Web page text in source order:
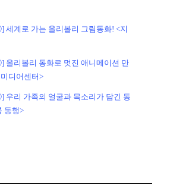
세계로 가는 올리볼리 그림동화! <지
올리볼리 동화로 멋진 애니메이션 만
디어센터>
우리 가족의 얼굴과 목소리가 담긴 동
동행>